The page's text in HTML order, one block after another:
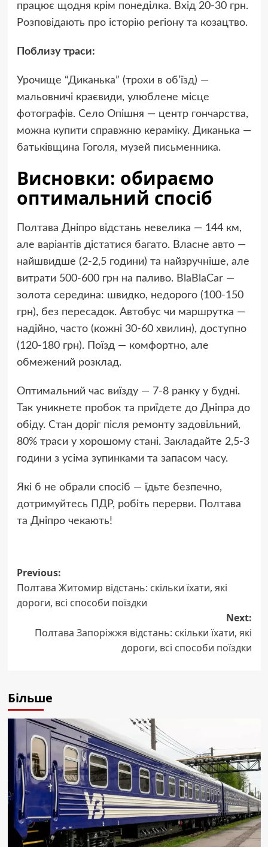
працює щодня крім понеділка. Вхід 20-30 грн.
Розповідають про історію регіону та козацтво.
Поблизу траси:
Урочище “Диканька” (трохи в об’їзд) —
мальовничі краєвиди, улюблене місце
фотографів. Село Опішня — центр гончарства,
можна купити справжню кераміку. Диканька —
батьківщина Гоголя, музей письменника.
Висновки: обираємо
оптимальний спосіб
Полтава Дніпро відстань невелика — 144 км,
але варіантів дістатися багато. Власне авто —
найшвидше (2-2,5 години) та найзручніше, але
витрати 500-600 грн на паливо. BlaBlaCar —
золота середина: швидко, недорого (100-150
грн), без пересадок. Автобус чи маршрутка —
надійно, часто (кожні 30-60 хвилин), доступно
(120-180 грн). Поїзд — комфортно, але
обмежений розклад.
Оптимальний час виїзду — 7-8 ранку у будні.
Так уникнете пробок та приїдете до Дніпра до
обіду. Стан доріг після ремонту задовільний,
80% траси у хорошому стані. Закладайте 2,5-3
години з усіма зупинками та запасом часу.
Які б не обрали спосіб — їдьте безпечно,
дотримуйтесь ПДР, робіть перерви. Полтава
та Дніпро чекають!
Post
navigation
Previous:
Полтава Житомир відстань: скільки їхати, які
дороги, всі способи поїздки
Next:
Полтава Запоріжжя відстань: скільки їхати, які
дороги, всі способи поїздки
Більше